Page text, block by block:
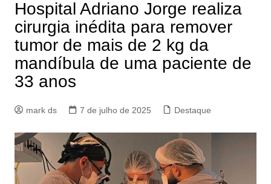
Hospital Adriano Jorge realiza
cirurgia inédita para remover
tumor de mais de 2 kg da
mandíbula de uma paciente de
33 anos
mark ds 7 de julho de 2025 Destaque